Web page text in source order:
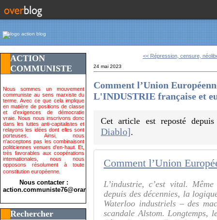
ACTION
COMMUNISTE
Nous sommes un mouvement
communiste au sens marxiste du
terme. Avec ce que cela implique
en matière de positions de classe
et d'exigences de démocratie
vraie. Nous nous inscrivons donc
dans les luttes anti-capitalistes et
relayons les idées dont elles sont
porteuses. Ainsi, nous
n'acceptons pas les combinaisont
politiciennes venues d'en-haut. Et,
très favorables aux coopérations
internationales, nous nous
opposons résolument à toute
constitution européenne.
Nous contacter :
action.communiste76@orange.fr>
Rechercher
<< Répression, censure,
24 mai 2023
Comment l’Union
L'INDUSTRIE française et
Cet article est reposté
Diablo].
L’industrie, c’est vital.
depuis des décennies, la
Waterloo industriels – des
scandale Alstom. Longtemps,